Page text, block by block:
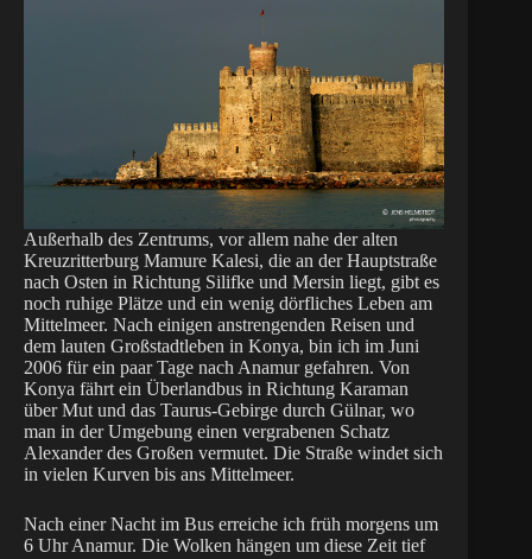
Außerhalb des Zentrums, vor allem nahe der alten
Kreuzritterburg Mamure Kalesi, die an der Hauptstraße
nach Osten in Richtung Silifke und Mersin liegt, gibt es
noch ruhige Plätze und ein wenig dörfliches Leben am
Mittelmeer. Nach einigen anstrengenden Reisen und
dem lauten Großstadtleben in Konya, bin ich im Juni
2006 für ein paar Tage nach Anamur gefahren. Von
Konya fährt ein Überlandbus in Richtung Karaman
über Mut und das Taurus-Gebirge durch Gülnar, wo
man in der Umgebung einen vergrabenen Schatz
Alexander des Großen vermutet. Die Straße windet sich
in vielen Kurven bis ans Mittelmeer.
Nach einer Nacht im Bus erreiche ich früh morgens um
6 Uhr Anamur. Die Wolken hängen um diese Zeit tief